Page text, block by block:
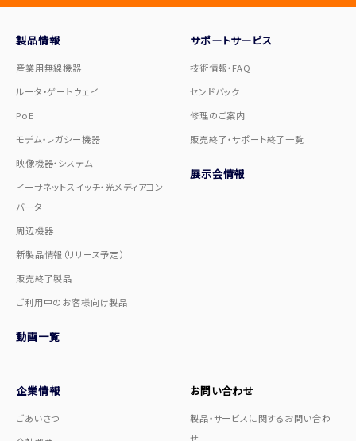
製品情報
産業用無線機器
ルータ・ゲートウェイ
PoE
モデム・レガシー機器
映像機器・システム
イーサネットスイッチ・光メディアコン
バータ
周辺機器
新製品情報（リリース予定）
販売終了製品
ご利用中のお客様向け製品
動画一覧
サポートサービス
技術情報・FAQ
センドバック
修理のご案内
販売終了・サポート終了一覧
展示会情報
企業情報
ごあいさつ
お問い合わせ
製品・サービスに関するお問い合わ
せ